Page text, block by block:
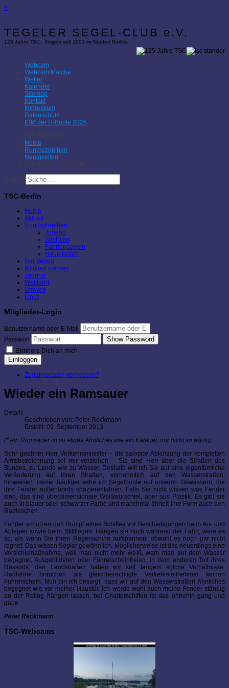
×
TEGELER SEGEL-CLUB e.V.
125 Jahre TSC - Segeln seit 1901 im Norden Berlins
Webcam
Webcam Malche
Wetter
Kalender
Sitemap
Kontakt
Impressum
Datenschutz
IDM der H-Boote 2026
Aktuelle Seite:
Home
Rundschreiben
Neuigkeiten
Wieder ein Ramsauer
Suchen
TSC-Berlin
Home
Aktuell
Rundschreiben
Jugend
Wettfahrt
Fahrtensegeln
Neuigkeiten
Der Verein
Mitglied werden
Jugend
Wettfahrt
Umwelt
Links
Mitglieder-Login
Benutzername oder E-Mail
Passwort
Show Password
Erinnere Dich an mich
Einloggen
Zugangsdaten vergessen?
Wieder ein Ramsauer
Details
Geschrieben von: Peter Reckmann
Erstellt: 09. September 2013
(* ein Ramsauer ist so etwas Ähnliches wie ein Kalauer, nur nicht so witzig)
Sehr geehrter Herr Verkehrsminister – die saloppe Abkürzung der kompletten
Amtsbezeichnung sei mir verziehen – Sie sind Herr über die Straßen des
Bundes, zu Lande wie zu Wasser. Deshalb will ich Sie auf eine eigentümliche
Veränderung auf Ihren Straßen, vornehmlich auf den Wasserstraßen,
hinweisen: Immer häufiger sehe ich Segelboote auf unseren Gewässern, die
ihre Fender außenbords spazierenfahren. Falls Sie nicht wissen was Fender
sind, das sind überdimensionale Weißwürschtel, aber aus Plastik. Es gibt sie
auch in blauer oder schwarzer Farbe und manchmal ähnelt ihre Form auch den
Radieschen.
Fender schützen den Rumpf eines Schiffes vor Beschädigungen beim An- und
Ablegen sowie beim Stillliegen. Hängen sie noch während der Fahrt, wäre es
so, als wenn Sie ihren Regenschirm aufspannen, obwohl es noch gar nicht
regnet. Das wissen Segler gewöhnlich. Möglicherweise ist das neuerdings eine
Vorsichtsmaßnahme, weil man nicht mehr weiß, wem man auf dem Wasser
begegnet, Ausgebildeten oder Führerscheinfreien. In dem anderen Teil ihres
Ressorts, den Landstraßen haben wir seit langem solche Verhältnisse:
Radfahrer brauchen als gleichberechtigte Verkehrsteilnehmer keinen
Führerschein. Nun bin ich besorgt, dass wir auf den Wasserstraßen Ähnliches
begegnet wie vor meiner Haustür. Ich werde wohl auch meine Fender ständig
an der Reling hängen lassen, bei Charterschiffen ist das ohnehin gang und
gäbe.
Peter Reckmann
TSC-Webcams